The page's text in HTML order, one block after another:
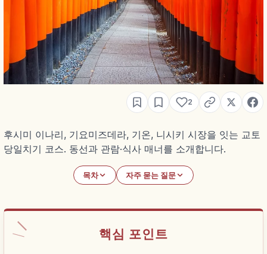
2
후시미 이나리, 기요미즈데라, 기온, 니시키 시장을 잇는 교토
당일치기 코스. 동선과 관람·식사 매너를 소개합니다.
목차 자주 묻는 질문
핵심 포인트